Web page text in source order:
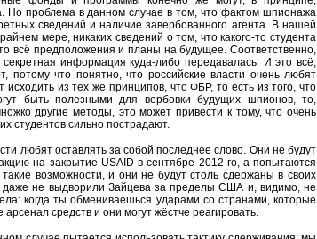
Но проблема в данном случае в том, что фактом шпионажа
сведений и наличие завербованного агента. В нашей
мере, никаких сведений о том, что какого-то студента
всё предположения и планы на будущее. Соответственно,
информация куда-либо передавалась. И это всё,
потому что понятно, что российские власти очень любят
из тех же принципов, что ФБР, то есть из того, что
быть полезными для вербовки будущих шпионов, то,
другие методы, это может привести к тому, что очень
студентов сильно пострадают.
любят оставлять за собой последнее слово. Они не будут
на закрытие USAID в сентябре 2012-го, а попытаются
возможности, и они не будут столь сдержаны в своих
даже не выдворили Зайцева за пределы США и, видимо, не
когда ты обмениваешься ударами со странами, которые
средств и они могут жёстче реагировать.